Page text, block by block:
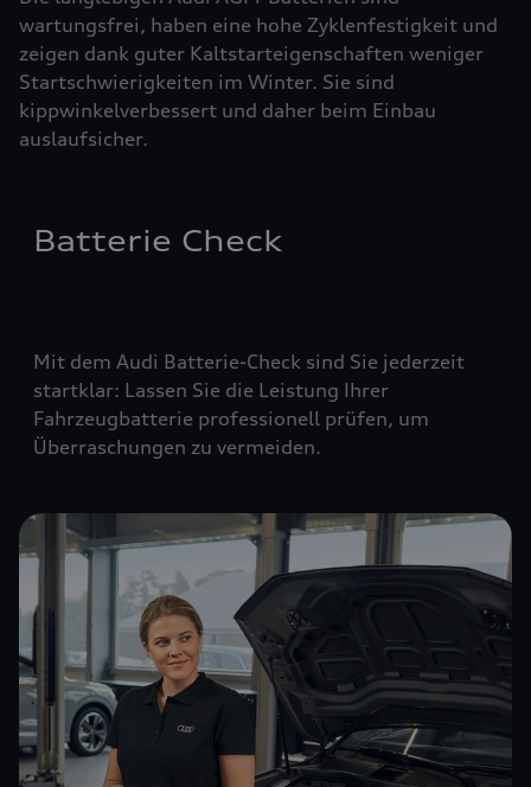
wartungsfrei, haben eine hohe Zyklenfestigkeit und
zeigen dank guter Kaltstarteigenschaften weniger
Startschwierigkeiten im Winter. Sie sind
kippwinkelverbessert und daher beim Einbau
auslaufsicher.
Batterie Check
Mit dem Audi Batterie-Check sind Sie jederzeit
startklar: Lassen Sie die Leistung Ihrer
Fahrzeugbatterie professionell prüfen, um
Überraschungen zu vermeiden.